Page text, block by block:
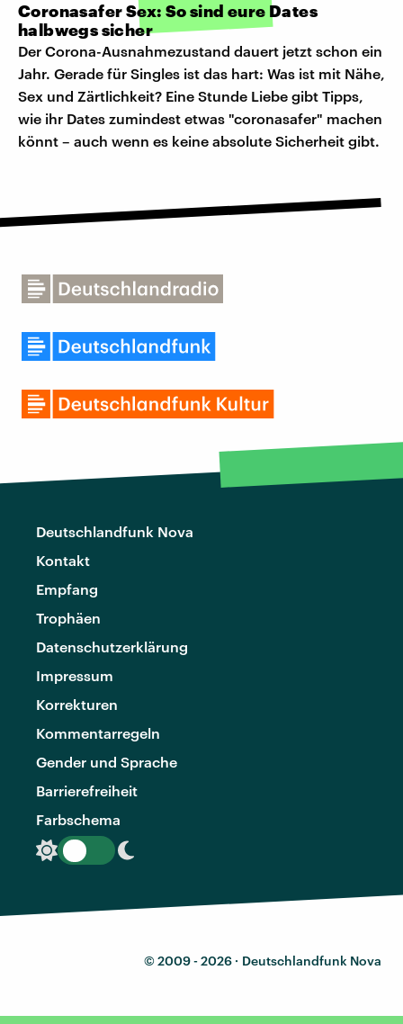
Coronasafer Sex: So sind eure Dates
halbwegs sicher
Der Corona-Ausnahmezustand dauert jetzt schon ein
Jahr. Gerade für Singles ist das hart: Was ist mit Nähe,
Sex und Zärtlichkeit? Eine Stunde Liebe gibt Tipps,
wie ihr Dates zumindest etwas "coronasafer" machen
könnt – auch wenn es keine absolute Sicherheit gibt.
Deutschlandfunk Nova
Kontakt
Empfang
Trophäen
Datenschutzerklärung
Impressum
Korrekturen
Kommentarregeln
Gender und Sprache
Barrierefreiheit
Farbschema
© 2009 - 2026 · Deutschlandfunk Nova